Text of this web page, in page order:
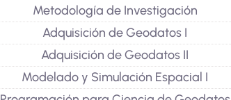
Metodología de Investigación
Adquisición de Geodatos I
Adquisición de Geodatos II
Modelado y Simulación Espacial I